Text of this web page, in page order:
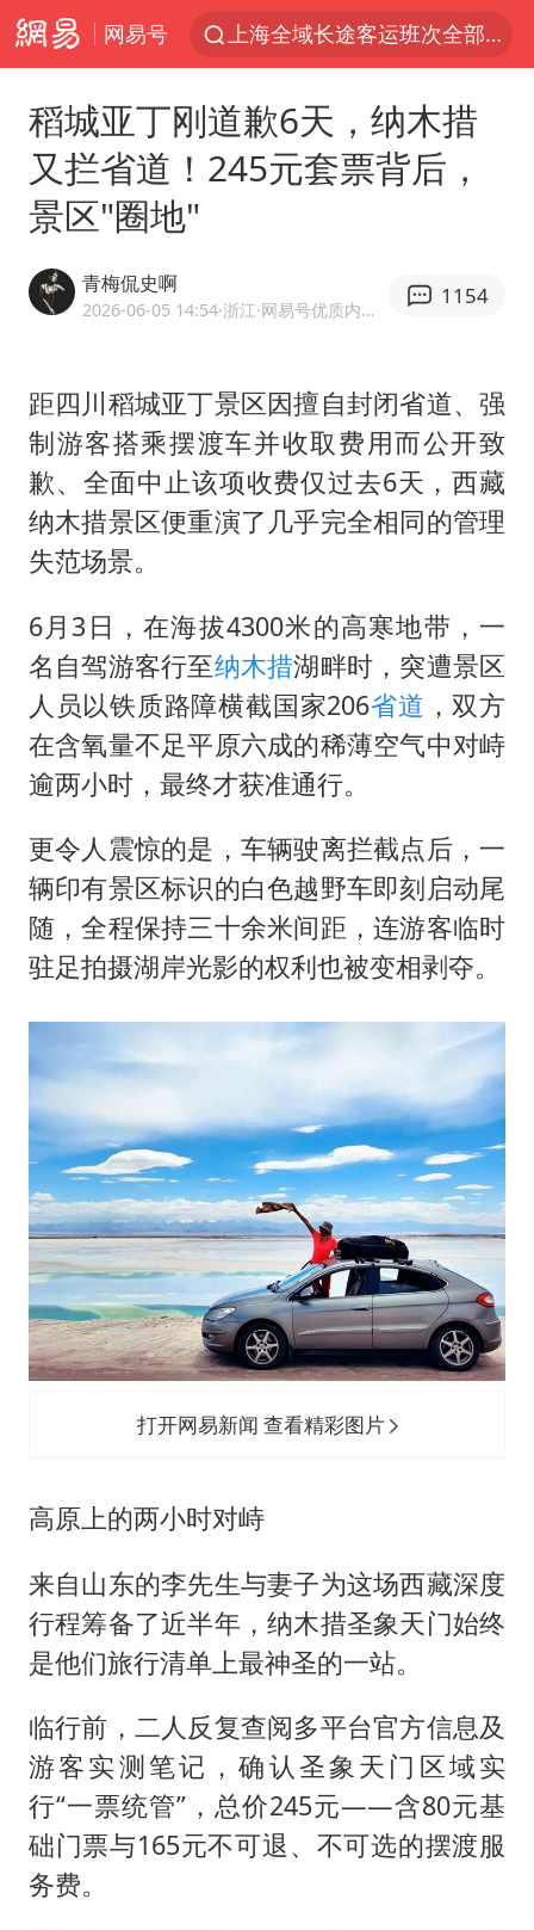
网易号
上海全域长途客运班次全部停运
王传君 《披荆斩棘》
以军士兵把枪口对准中国记者
浙江海域将现5到8米巨浪到狂浪
2025年小学教师减少13.19万
泰国：高度重视中国游客旅游体验
于东来直播和胖东来核心团队开会
上海大部迎大暴雨
《龙餐馆》 冲奖
构建更高水平的全民健身公共服务体系
稻城亚丁刚道歉6天，纳木措
又拦省道！245元套票背后，
景区"圈地"
青梅侃史啊
2026-06-05 14:54·浙江 ·网易号优质内容创作者
1154
距四川稻城亚丁景区因擅自封闭省道、强
制游客搭乘摆渡车并收取费用而公开致
歉、全面中止该项收费仅过去6天，西藏
纳木措景区便重演了几乎完全相同的管理
失范场景。
6月3日，在海拔4300米的高寒地带，一
名自驾游客行至纳木措湖畔时，突遭景区
人员以铁质路障横截国家206省道 ，双方
在含氧量不足平原六成的稀薄空气中对峙
逾两小时，最终才获准通行。
更令人震惊的是，车辆驶离拦截点后，一
辆印有景区标识的白色越野车即刻启动尾
随，全程保持三十余米间距，连游客临时
驻足拍摄湖岸光影的权利也被变相剥夺。
打开网易新闻 查看精彩图片
高原上的两小时对峙
来自山东的李先生与妻子为这场西藏深度
行程筹备了近半年，纳木措圣象天门始终
是他们旅行清单上最神圣的一站。
临行前，二人反复查阅多平台官方信息及
游客实测笔记，确认圣象天门区域实
行“一票统管”，总价245元——含80元基
础门票与165元不可退、不可选的摆渡服
务费。